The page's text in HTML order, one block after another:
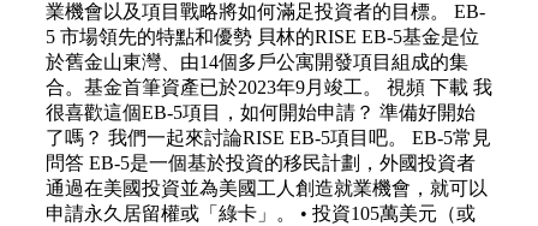
業機會以及項目戰略將如何滿足投資者的目標。 EB-
5 市場領先的特點和優勢 貝林的RISE EB-5基金是位
於舊金山東灣、由14個多戶公寓開發項目組成的集
合。基金首筆資產已於2023年9月竣工。 視頻 下載 我
很喜歡這個EB-5項目，如何開始申請？ 準備好開始
了嗎？ 我們一起來討論RISE EB-5項目吧。 EB-5常見
問答 EB-5是一個基於投資的移民計劃，外國投資者
通過在美國投資並為美國工人創造就業機會，就可以
申請永久居留權或「綠卡」。 • 投資105萬美元（或